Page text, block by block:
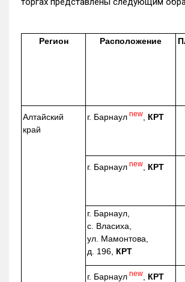
Регион Расположение
Алтайский
край
г. Барнаул new КРТ
г. Барнаул new КРТ
г. Барнаул,
с. Власиха,
ул. Мамонтова,
д. 196, КРТ
г. Барнаул new КРТ